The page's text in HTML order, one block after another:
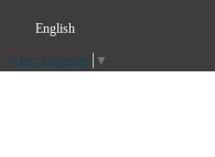
English
Select Language ▼